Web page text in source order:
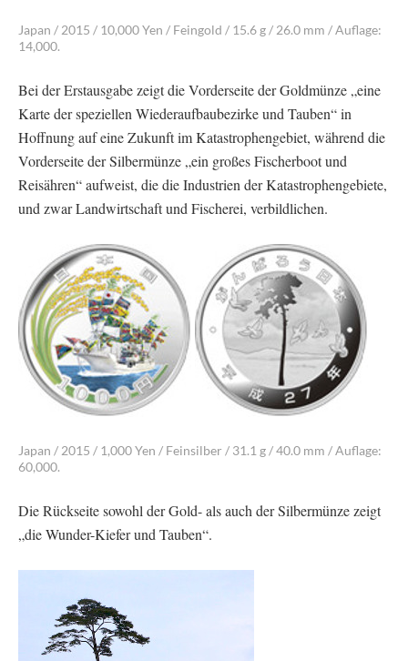
Japan / 2015 / 10,000 Yen / Feingold / 15.6 g / 26.0 mm / Auflage:
14,000.
Bei der Erstausgabe zeigt die Vorderseite der Goldmünze „eine
Karte der speziellen Wiederaufbaubezirke und Tauben“ in
Hoffnung auf eine Zukunft im Katastrophengebiet, während die
Vorderseite der Silbermünze „ein großes Fischerboot und
Reisähren“ aufweist, die die Industrien der Katastrophengebiete,
und zwar Landwirtschaft und Fischerei, verbildlichen.
Japan / 2015 / 1,000 Yen / Feinsilber / 31.1 g / 40.0 mm / Auflage:
60,000.
Die Rückseite sowohl der Gold- als auch der Silbermünze zeigt
„die Wunder-Kiefer und Tauben“.